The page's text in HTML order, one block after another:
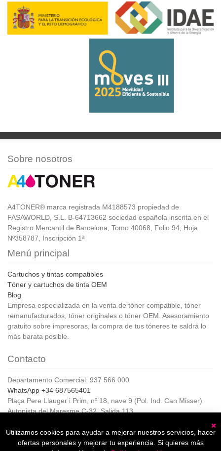
Sobre nosotros
A4TONER® marca registrada M4188573 propiedad de
FASAWORLD, S.L. B-64713662 sociedad española inscrita en el
Registro Mercantil de Barcelona, Tomo 40068, Folio 94, Hoja
Nº358787, Inscripción 1ª
Menú principal
Cartuchos y tintas compatibles
Tóner y cartuchos de tinta OEM
Blog
Empresa especializada en la venta de tóner compatible, tóner
remanufacturados, tóner originales o tóner OEM. Asesoramiento
gratuito sobre impresoras, la compra de tus tóneres te saldrá lo
más barata posible.
Contacto
Departamento Comercial: 937 566 000
WhatsApp +34 687565401
Plaça Pere Llauger i Prim, nº 18, nave 9 (Pol. Ind. Can Misser)
Autopista del Maresme C-32, Salida 113
Horario de Atención al cliente:
De lunes a jueves de 8:00 a 17:00,
Utilizamos cookies para ayudar a mejorar nuestros servicios, hacer
ofertas personales y mejorar tu experiencia. Si quieres más